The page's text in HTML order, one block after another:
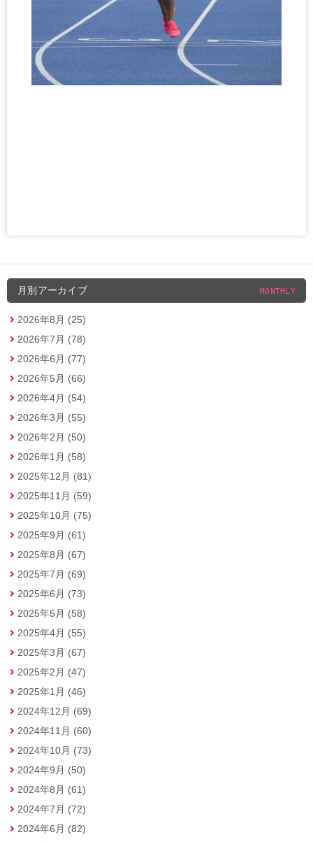
月別アーカイブ MONTHLY
2026年8月 (25)
2026年7月 (78)
2026年6月 (77)
2026年5月 (66)
2026年4月 (54)
2026年3月 (55)
2026年2月 (50)
2026年1月 (58)
2025年12月 (81)
2025年11月 (59)
2025年10月 (75)
2025年9月 (61)
2025年8月 (67)
2025年7月 (69)
2025年6月 (73)
2025年5月 (58)
2025年4月 (55)
2025年3月 (67)
2025年2月 (47)
2025年1月 (46)
2024年12月 (69)
2024年11月 (60)
2024年10月 (73)
2024年9月 (50)
2024年8月 (61)
2024年7月 (72)
2024年6月 (82)